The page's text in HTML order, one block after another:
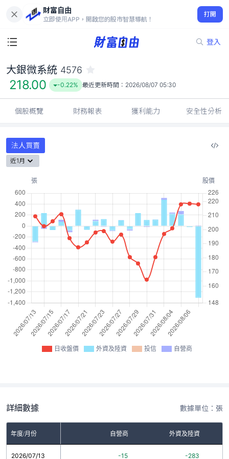
財富自由
立即使用APP，開啟您的股市智慧導航！
打開
登入
218.00
-0.22%
大銀微系統 4576
218.00 -0.22% 最近更新時間： 2026/08/07 05:30
個股概覽 財務報表 獲利能力 安全性分析
法人買賣
近1月
日收盤價 外資及陸資 投信 自營商
詳細數據 數據單位：張
年度/月份 自營商 外資及陸資
2026/07/13 -15 -283